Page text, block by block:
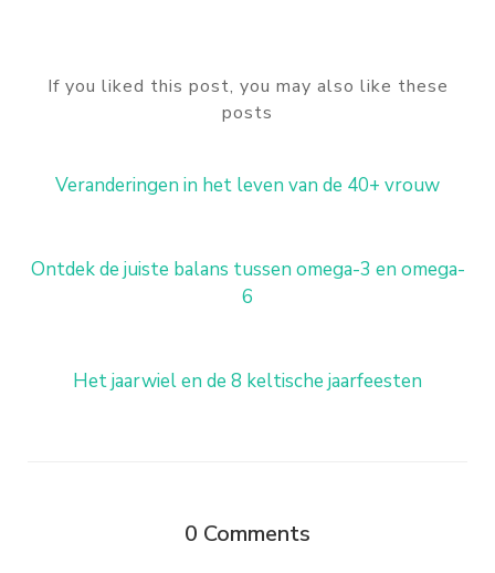
If you liked this post, you may also like these
posts
Veranderingen in het leven van de 40+ vrouw
Ontdek de juiste balans tussen omega-3 en omega-
6
Het jaarwiel en de 8 keltische jaarfeesten
0 Comments